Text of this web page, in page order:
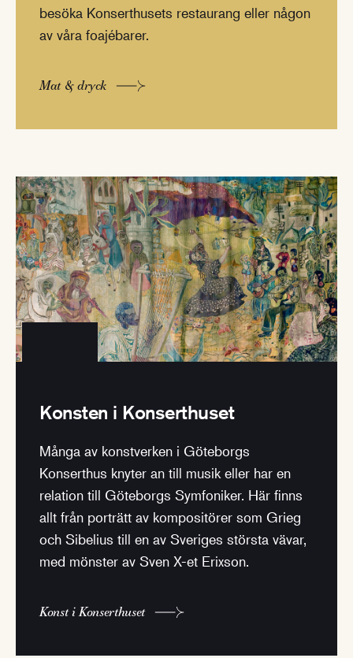
besöka Konserthusets restaurang eller någon
av våra foajébarer.
Mat & dryck
Konsten i Konserthuset
Många av konstverken i Göteborgs
Konserthus knyter an till musik eller har en
relation till Göteborgs Symfoniker. Här finns
allt från porträtt av kompositörer som Grieg
och Sibelius till en av Sveriges största vävar,
med mönster av Sven X-et Erixson.
Konst i Konserthuset